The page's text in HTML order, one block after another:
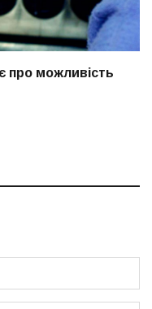
про можливість